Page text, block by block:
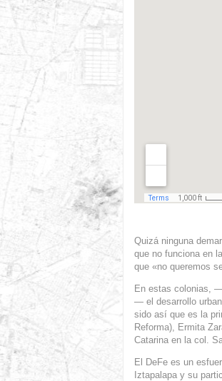
Quizá ninguna
que no funciona en
que «no queremos
En estas colonias,
— el desarrollo
sido así que es la
Reforma), Ermita
Catarina en la col.
El DeFe es un
Iztapalapa y su